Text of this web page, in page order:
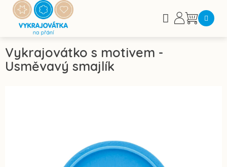
Přejít
obsah
Nákupní
Vykrajovátko s motivem -
Usměvavý smajlík